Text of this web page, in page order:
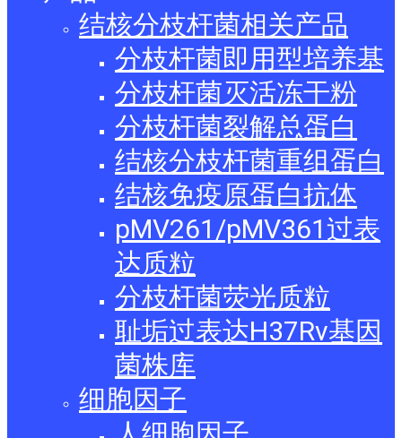
结核分枝杆菌相关产品
分枝杆菌即用型培养基
分枝杆菌灭活冻干粉
分枝杆菌裂解总蛋白
结核分枝杆菌重组蛋白
结核免疫原蛋白抗体
pMV261/pMV361过表
达质粒
分枝杆菌荧光质粒
耻垢过表达H37Rv基因
菌株库
细胞因子